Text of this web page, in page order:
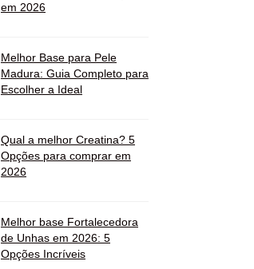
em 2026
Melhor Base para Pele
Madura: Guia Completo para
Escolher a Ideal
Qual a melhor Creatina? 5
Opções para comprar em
2026
Melhor base Fortalecedora
de Unhas em 2026: 5
Opções Incríveis